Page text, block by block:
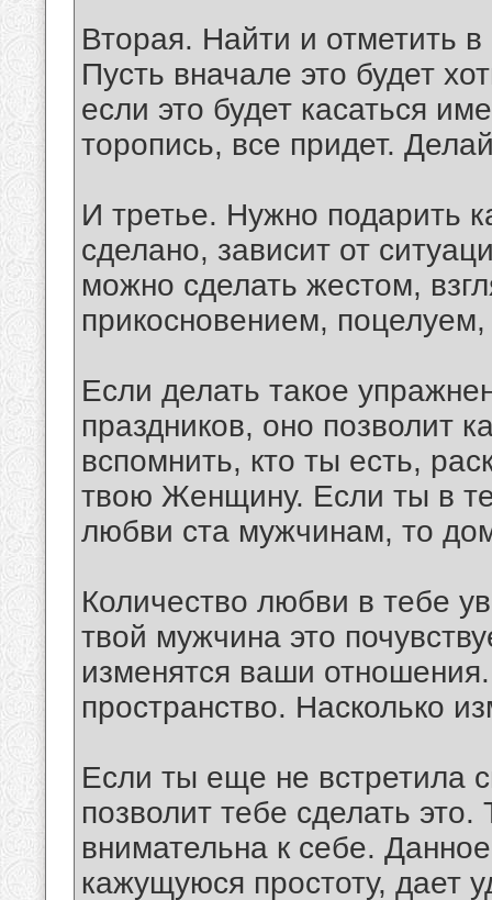
Вторая. Найти и отметить
Пусть вначале это будет
если это будет касаться
торопись, все придет.
И третье. Нужно подарить
сделано, зависит от
можно сделать жестом,
прикосновением,
Если делать такое
праздников, оно позволит
вспомнить, кто ты есть,
твою Женщину. Если ты в
любви ста мужчинам, то
Количество любви в тебе
твой мужчина это
изменятся ваши
пространство. Насколько
Если ты еще не встретила
позволит тебе сделать
внимательна к себе.
кажущуюся простоту, дает